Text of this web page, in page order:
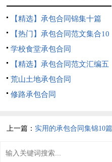
【精选】承包合同锦集十篇
【热门】承包合同范文集合10
篇学校食堂承包合同
【精选】承包合同范文汇编五
篇荒山土地承包合同
修路承包合同
上一篇： 实用的承包合同集锦10篇